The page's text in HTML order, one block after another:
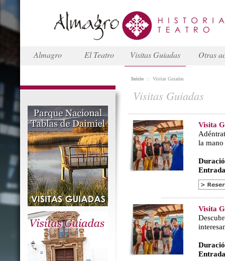
Almagro El Teatro Visitas Guiadas Otras
Inicio :: Visitas Guiadas
Visitas Guiadas
Visita
la
Visita